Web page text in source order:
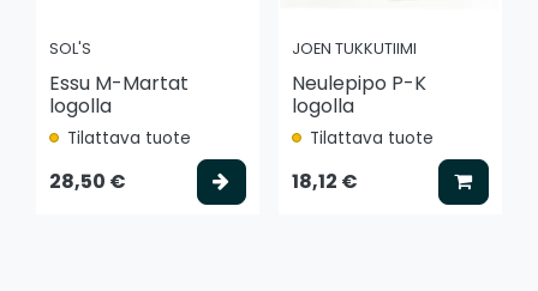
SOL'S
Essu M-Martat
logolla
Tilattava tuote
28,50 € Valitse vaihtoehto
JOEN TUKKUTIIMI
Neulepipo P-K
logolla
Tilattava tuote
18,12 € Lisää